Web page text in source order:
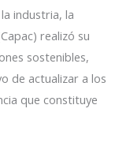
industria, la
realizó su
sostenibles,
de actualizar a los
que constituye